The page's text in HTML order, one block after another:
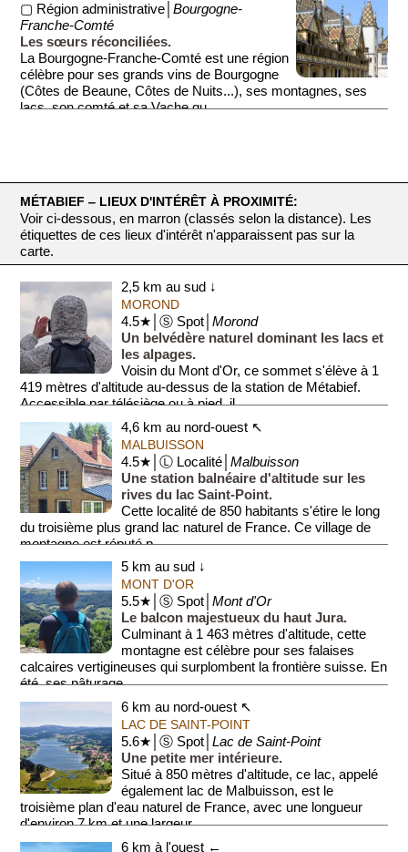
▢ Région administrative│Bourgogne-
Franche-Comté
Les sœurs réconciliées.
La Bourgogne-Franche-Comté est une région
célèbre pour ses grands vins de Bourgogne
(Côtes de Beaune, Côtes de Nuits...), ses montagnes, ses
lacs, son comté et sa Vache qu...
MÉTABIEF ‒ LIEUX D'INTÉRÊT À PROXIMITÉ:
Voir ci-dessous, en marron (classés selon la distance). Les
étiquettes de ces lieux d'intérêt n'apparaissent pas sur la
carte.
2,5 km au sud ↓
MOROND
4.5★│Ⓢ Spot│Morond
Un belvédère naturel dominant les lacs et
les alpages.
Voisin du Mont d'Or, ce sommet s'élève à 1
419 mètres d'altitude au-dessus de la station de Métabief.
Accessible par télésiège ou à pied, il ...
4,6 km au nord-ouest ↖
MALBUISSON
4.5★│Ⓛ Localité│Malbuisson
Une station balnéaire d'altitude sur les
rives du lac Saint-Point.
Cette localité de 850 habitants s'étire le long
du troisième plus grand lac naturel de France. Ce village de
montagne est réputé p...
5 km au sud ↓
MONT D'OR
5.5★│Ⓢ Spot│Mont d'Or
Le balcon majestueux du haut Jura.
Culminant à 1 463 mètres d'altitude, cette
montagne est célèbre pour ses falaises
calcaires vertigineuses qui surplombent la frontière suisse. En
été, ses pâturage...
6 km au nord-ouest ↖
LAC DE SAINT-POINT
5.6★│Ⓢ Spot│Lac de Saint-Point
Une petite mer intérieure.
Situé à 850 mètres d'altitude, ce lac, appelé
également lac de Malbuisson, est le
troisième plan d'eau naturel de France, avec une longueur
d'environ 7 km et une largeur ...
6 km à l'ouest ←